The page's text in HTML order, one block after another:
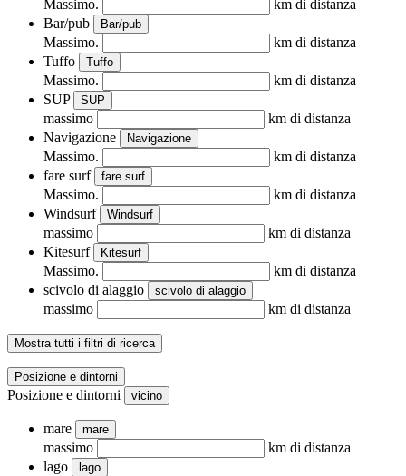
Massimo.
km di distanza
Bar/pub
Bar/pub
Massimo.
km di distanza
Tuffo
Tuffo
Massimo.
km di distanza
SUP
SUP
massimo
km di distanza
Navigazione
Navigazione
Massimo.
km di distanza
fare surf
fare surf
Massimo.
km di distanza
Windsurf
Windsurf
massimo
km di distanza
Kitesurf
Kitesurf
Massimo.
km di distanza
scivolo di alaggio
scivolo di alaggio
massimo km di distanza
Mostra tutti i filtri di ricerca
Posizione e dintorni
Posizione e dintorni vicino
mare mare
massimo
km di distanza
lago
lago